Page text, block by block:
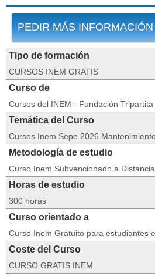
PEDIR MÁS INFORMACIÓN
Tipo de formación
CURSOS INEM GRATIS
Curso de
Cursos del INEM - Fundación Tripartita
Temática del Curso
Cursos Inem Sepe 2026
Metodología de estudio
Curso Inem Subvencionado a Distancia
Horas de estudio
300 horas
Curso orientado a
Curso Inem Gratuito para estudiantes
Coste del Curso
CURSO GRATIS INEM